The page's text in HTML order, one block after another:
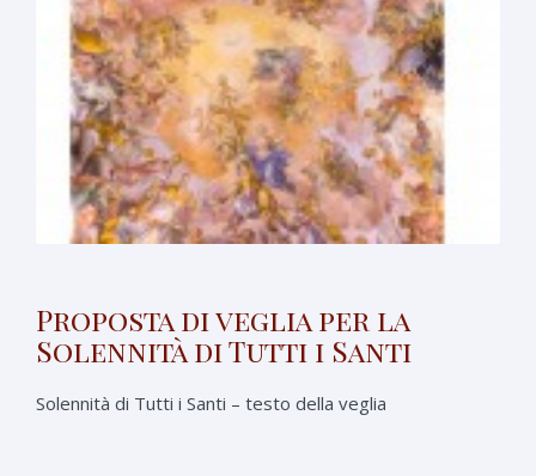
Proposta di veglia per la
Solennità di Tutti i Santi
Solennità di Tutti i Santi – testo della veglia